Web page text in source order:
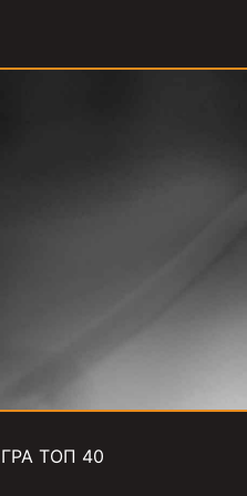
ТОП 40